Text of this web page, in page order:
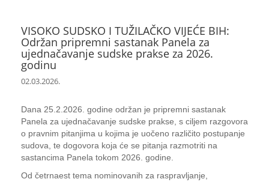
VISOKO SUDSKO I TUŽILAČKO VIJEĆE BIH:
Održan pripremni sastanak Panela za
ujednačavanje sudske prakse za 2026.
godinu
02.03.2026.
Dana 25.2.2026. godine održan je pripremni sastanak
Panela za ujednačavanje sudske prakse, s ciljem razgovora
o pravnim pitanjima u kojima je uočeno različito postupanje
sudova, te dogovora koja će se pitanja razmotriti na
sastancima Panela tokom 2026. godine.
Od četrnaest tema nominovanih za raspravljanje,